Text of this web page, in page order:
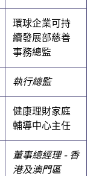
環球企業可持
續發展部慈善
事務總監
執行總監
健康理財家庭
輔導中心主任
董事總經理 - 香
港及澳門區